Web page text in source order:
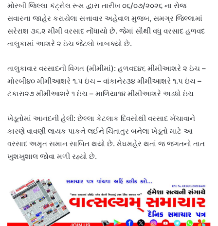
મોરબી જિલ્લા કંટ્રોલ રૂમ દ્વારા તારીખ ૦૬/૦૭/૨૦૨૬ ના રોજ
સવારના જાહેર કરાયેલા સત્તાવાર અહેવાલ મુજબ, સમગ્ર જિલ્લામાં
સરેરાશ ૩૬.૨ મીમી વરસાદ નોંધાયો છે. જેમાં સૌથી વધુ વરસાદ હળવદ
તાલુકામાં આશરે ૨ ઇંચ જેટલો ખાબક્યો છે.
તાલુકાવાર વરસાદની વિગત (મીમીમાં): હળવદ૪૬ મીમીઆશરે ૨ ઇંચ –
મોરબી૪૦ મીમીઆશરે ૧.૫ ઇંચ – વાંકાનેર૩૪ મીમીઆશરે ૧.૫ ઇંચ –
ટંકારા૨૭ મીમીઆશરે ૧ ઇંચ – માળિયા૧૪ મીમીઆશરે અડધો ઇંચ
ખેડૂતોમાં આનંદની હેલી: છેલ્લા કેટલાક દિવસોથી વરસાદ ખેંચાવાને
કારણે વાવણી લાયક પાકને લઈને ચિંતાતુર બનેલા ખેડૂતો માટે આ
વરસાદ અમૃત સમાન સાબિત થયો છે. મેઘમહેર થતાં જ જગતનો તાત
ખુશખુશાલ જોવા મળી રહ્યો છે.